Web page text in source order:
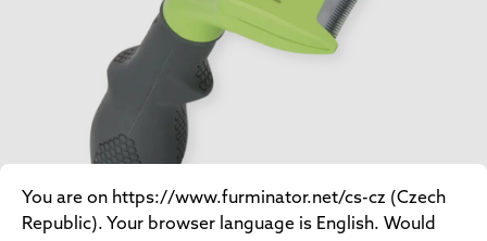
You are on https://www.furminator.net/cs-cz (Czech
Republic). Your browser language is English. Would